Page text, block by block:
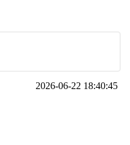
2026-06-22 18:40:45